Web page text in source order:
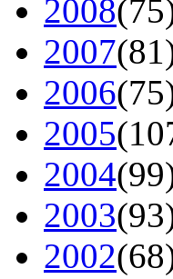
2008
2007
2006
2005
2004
2003
2002